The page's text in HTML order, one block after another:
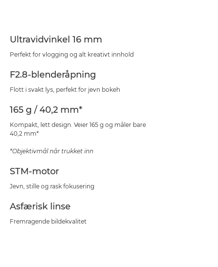
Ultravidvinkel 16 mm
Perfekt for vlogging og alt kreativt innhold
F2.8-blenderåpning
Flott i svakt lys, perfekt for jevn bokeh
165 g / 40,2 mm*
Kompakt, lett design. Veier 165 g og måler bare
40,2 mm*
*Objektivmål når trukket inn
STM-motor
Jevn, stille og rask fokusering
Asfærisk linse
Fremragende bildekvalitet